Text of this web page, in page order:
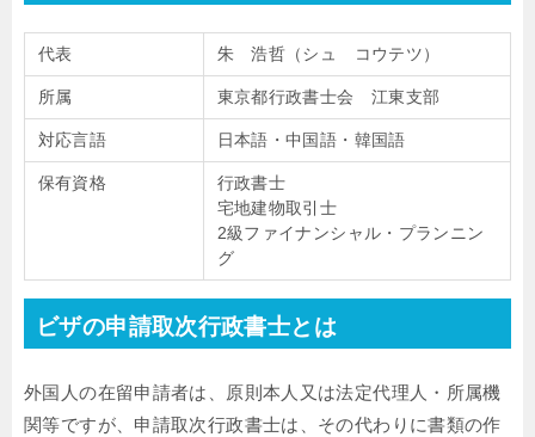
代表 朱 浩哲（シュ コウテツ）
所属 東京都行政書士会 江東支部
対応言語 日本語・中国語・韓国語
保有資格
行政書士
宅地建物取引士
2級ファイナンシャル・プランニン
グ
ビザの申請取次行政書士とは
外国人の在留申請者は、原則本人又は法定代理人・所属機
関等ですが、申請取次行政書士は、その代わりに書類の作